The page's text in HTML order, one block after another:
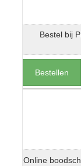
Bestel bij
Bestellen
Online